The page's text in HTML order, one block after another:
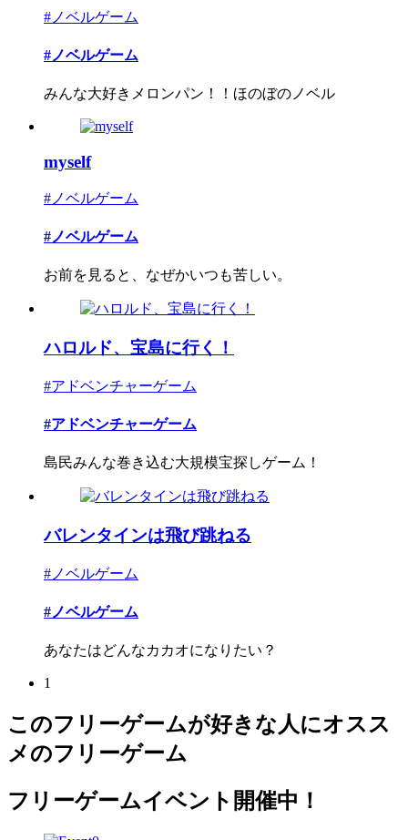
#ノベルゲーム
#ノベルゲーム
みんな大好きメロンパン！！ほのぼのノベル
myself
#ノベルゲーム
#ノベルゲーム
お前を見ると、なぜかいつも苦しい。
ハロルド、宝島に行く！
#アドベンチャーゲーム
#アドベンチャーゲーム
島民みんな巻き込む大規模宝探しゲーム！
バレンタインは飛び跳ねる
#ノベルゲーム
#ノベルゲーム
あなたはどんなカカオになりたい？
1
このフリーゲームが好きな人にオスス
メのフリーゲーム
フリーゲームイベント開催中！